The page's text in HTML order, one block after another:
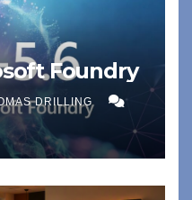
Foundry
DRILLING